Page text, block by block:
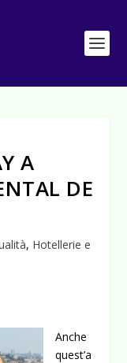
A
DE
, Hotellerie e
Anche
quest’a